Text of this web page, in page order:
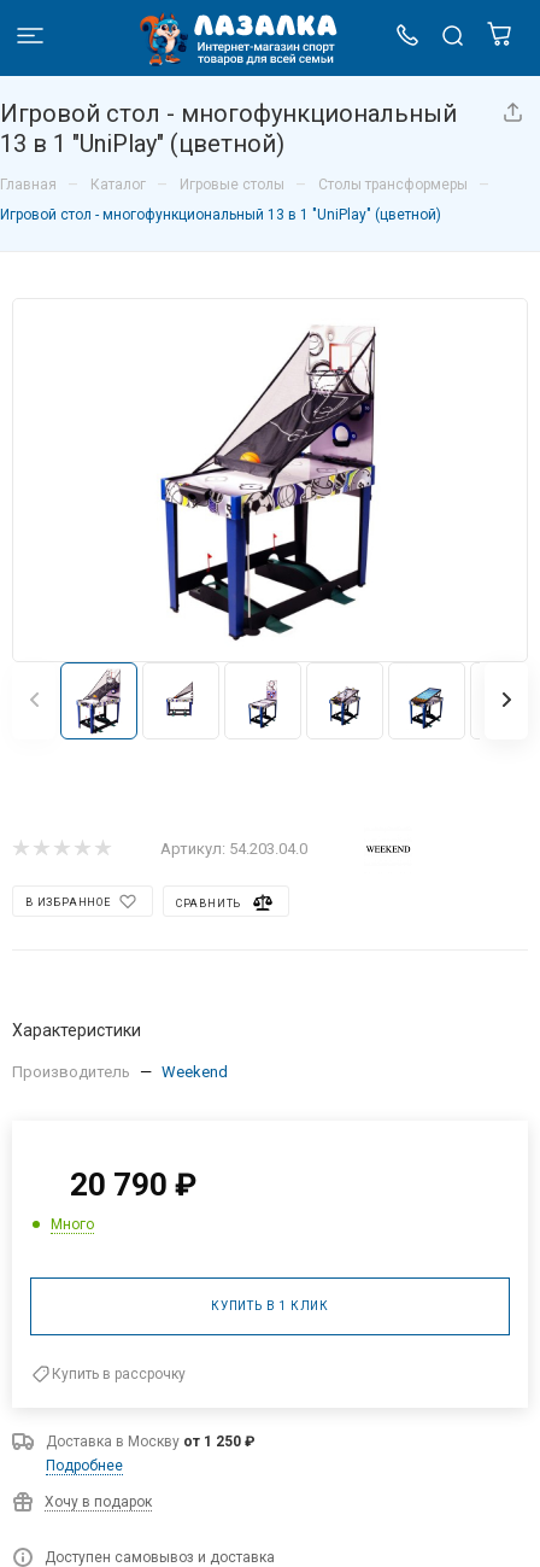
Игровой стол - многофункциональный
13 в 1 "UniPlay" (цветной)
Главная – Каталог – Игровые столы – Столы трансформеры –
Игровой стол - многофункциональный 13 в 1 "UniPlay" (цветной)
Артикул: 54.203.04.0
В ИЗБРАННОЕ СРАВНИТЬ
Характеристики
Производитель — Weekend
20 790 ₽
Много
КУПИТЬ В 1 КЛИК
Купить в рассрочку
Доставка в Москву от 1 250 ₽
Подробнее
Хочу в подарок
Доступен самовывоз и доставка